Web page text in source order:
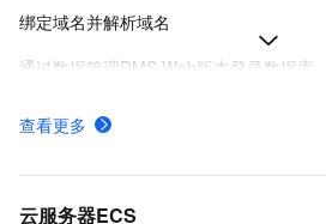
绑定域名并解析域名
通过数据管理DMS Web版本登录数据库
重置云虚拟主机管理控制台密码和FTP密码
云虚拟主机数据库概念及相关操作介绍
查看更多
云服务器ECS